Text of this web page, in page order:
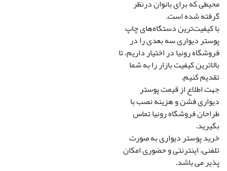
سیاه و سفید
تغییر سایز توسط طراح
چپ به راست
مساحت
0 متر مربع
قیمت کل
0تومان
که برای بانوان درنظر
شده است.
دستگاه‌های چاپ
دیواری سه بعدی را در
رونیا در اختیار داریم، تا
کیفیت بازار‌ را به شما
کنیم.
اطلاع از قیمت پوستر
فشن و هزینه نصب با
فروشگاه رونیا تماس
پوستر دیواری به صورت
اینترنتی و حضوری امکان
می باشد.